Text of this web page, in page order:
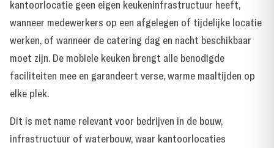
kantoorlocatie geen eigen keukeninfrastructuur heeft,
wanneer medewerkers op een afgelegen of tijdelijke locatie
werken, of wanneer de catering dag en nacht beschikbaar
moet zijn. De mobiele keuken brengt alle benodigde
faciliteiten mee en garandeert verse, warme maaltijden op
elke plek.
Dit is met name relevant voor bedrijven in de bouw,
infrastructuur of waterbouw, waar kantoorlocaties